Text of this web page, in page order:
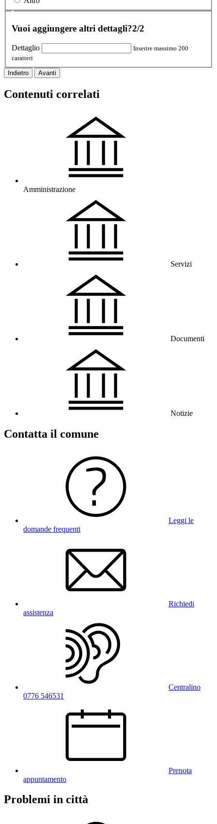
Vuoi aggiungere altri dettagli?2/2
Dettaglio
Inserire massimo 200
caratteri
Indietro Avanti
Contenuti correlati
Amministrazione
Servizi
Documenti
Notizie
Contatta il comune
Leggi le
domande frequenti
Richiedi
assistenza
Centralino
0776 546531
Prenota
appuntamento
Problemi in città